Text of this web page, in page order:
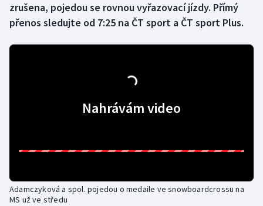
Florbal
Futsal
Judo
zrušena, pojedou se rovnou vyřazovací jízdy. Přímý
přenos sledujte od 7:25 na ČT sport a ČT sport Plus.
Nahrávám video
Adamczyková a spol. pojedou o medaile ve snowboardcrossu na
MS už ve středu